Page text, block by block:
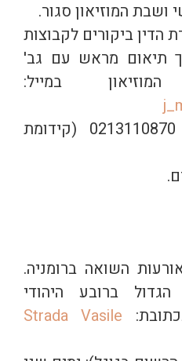
הדין ביקורים לקבוצות
תיאום מראש עם גב'
במייל:
טלפון ליצירת קשר: 0213110870 (קידומת
השואה ברומניה.
ברובע היהודי
Strada Vasile